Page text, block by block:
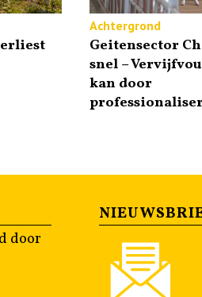
Achtergrond
Geitensector
snel –
kan door
door